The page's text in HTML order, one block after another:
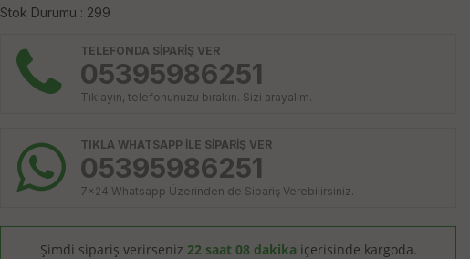
Stok Durumu : 299
TELEFONDA SİPARİŞ VER
05395986251
Tıklayın, telefonunuzu bırakın. Sizi arayalım.
TIKLA WHATSAPP İLE SİPARİŞ VER
05395986251
7x24 Whatsapp Üzerinden de Sipariş Verebilirsiniz.
Şimdi sipariş verirseniz 22 saat 08 dakika içerisinde kargoda.